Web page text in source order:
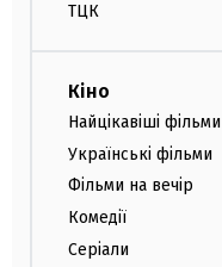
ТЦК
Кіно
Найцікавіші фільми
Українські фільми
Фільми на вечір
Комедії
Серіали